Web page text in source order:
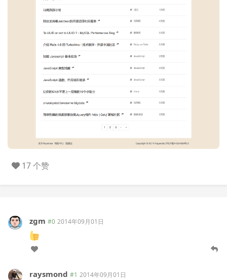
17 个赞
zgm #0 2014年09月01日
raysmond #1 2014年09月01日